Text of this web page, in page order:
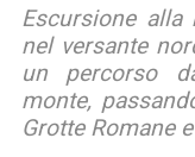
Escursione
nel versante
un percorso
monte,
Grotte Romane